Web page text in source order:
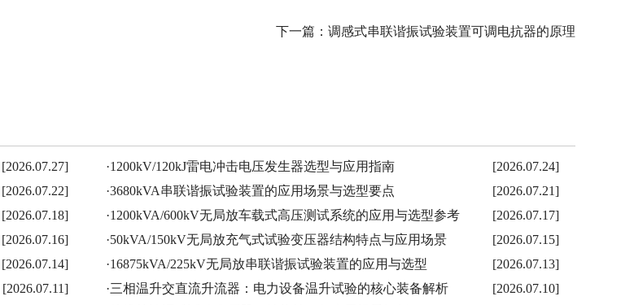
下一篇： 调感式串联谐振试验装置可调电抗器的原理
[2026.07.27] ·1200kV/120kJ雷电冲击电压发生器选型与应用指南
[2026.07.24]
[2026.07.22] ·3680kVA串联谐振试验装置的应用场景与选型要点
[2026.07.21]
[2026.07.18] ·1200kVA/600kV无局放车载式高压测试系统的应用与选型参考
[2026.07.17]
[2026.07.16] ·50kVA/150kV无局放充气式试验变压器结构特点与应用场景
[2026.07.15]
[2026.07.14] ·16875kVA/225kV无局放串联谐振试验装置的应用与选型
[2026.07.13]
[2026.07.11] ·三相温升交直流升流器：电力设备温升试验的核心装备解析
[2026.07.10]